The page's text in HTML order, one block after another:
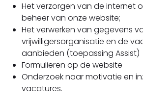
Het verzorgen van de internet
beheer van onze website;
Het verwerken van gegevens
vrijwilligersorganisatie en de
aanbieden (toepassing Assist)
Formulieren op de website
Onderzoek naar motivatie en
vacatures.